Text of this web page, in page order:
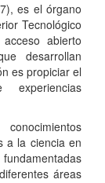
es el órgano
Tecnológico
abierto
desarrollan
es propiciar el
a la ciencia en
áreas